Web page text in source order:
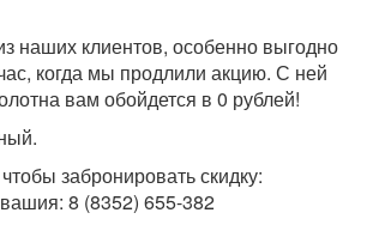
наших клиентов, особенно выгодно
когда мы продлили акцию. С ней
вам обойдется в 0 рублей!
забронировать скидку:
8 (8352) 655-382